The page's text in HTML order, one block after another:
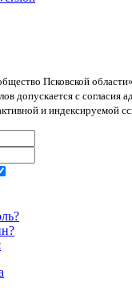
Псковской
допускается с согласия
и индексируемой